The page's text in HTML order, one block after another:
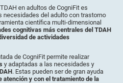
en adultos de CogniFit es
necesidades del adulto con trastorno
científica multi-dimensional
cognitivas más centrales del TDAH
de actividades
de CogniFit permite realizar
y adaptadas a las necesidades y
. Estas pueden ser de gran ayuda
atención y con el tratamiento de la